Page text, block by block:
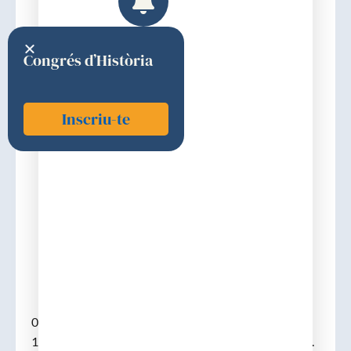
02-12-1817, (Cardona, 02-04-1763 – m. B. 19-04-
1838), llicenciat a Cervera el 1786, i doctorat el 1794.
Congrés d’Història
Inscriu-te